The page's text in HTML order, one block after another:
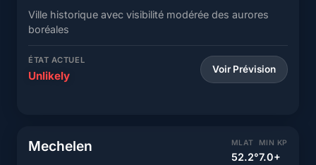
Ville historique avec visibilité modérée des aurores
boréales
ÉTAT ACTUEL
Unlikely Voir Prévision
Mechelen MLAT
52.2°
MIN KP
7.0+